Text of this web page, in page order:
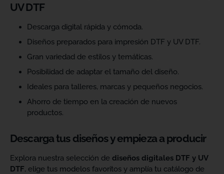
UV DTF
Descarga digital rápida y cómoda.
Diseños preparados para impresión DTF y UV DTF.
Gran variedad de estilos y temáticas.
Posibilidad de adaptar el tamaño del diseño.
Ideales para talleres, marcas y pequeños negocios.
Ahorro de tiempo en la creación de nuevos
productos.
Descarga tus diseños y empieza a producir
Explora nuestra selección de diseños digitales DTF y UV
DTF, elige tus modelos favoritos y amplía tu catálogo de